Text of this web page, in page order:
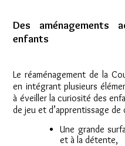
Des aménagements
enfants
Le réaménagement de la
en intégrant plusieurs
à éveiller la curiosité des
de jeu et d’apprentissage de
Une grande
et à la détente,